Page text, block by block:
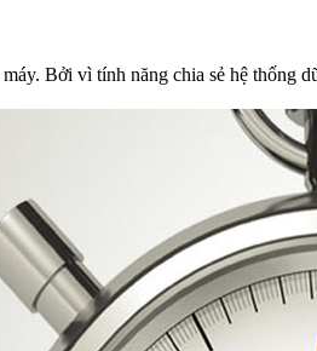
Bởi vì tính năng chia sẻ hệ thống